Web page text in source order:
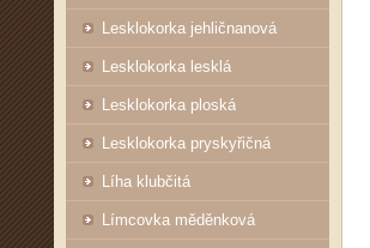
Lesklokorka jehličnanová
Lesklokorka lesklá
Lesklokorka ploská
Lesklokorka pryskyřičná
Líha klubčitá
Límcovka měděnková